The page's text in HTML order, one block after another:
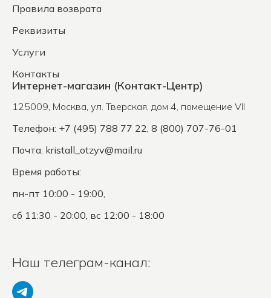
Правила возврата
Реквизиты
Услуги
Контакты
Интернет-магазин (Контакт-Центр)
125009, Москва, ул. Тверская, дом 4, помещение VII
Телефон: +7 (495) 788 77 22, 8 (800) 707-76-01
Почта: kristall_otzyv@mail.ru
Время работы:
пн-пт 10:00 - 19:00,
сб 11:30 - 20:00, вс 12:00 - 18:00
Наш телеграм-канал: